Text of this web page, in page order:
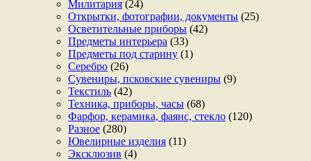
Милитария (24)
Открытки, фотографии, документы (25)
Осветительные приборы (42)
Предметы интерьера (33)
Предметы под старину (1)
Серебро (26)
Сувениры, псковские сувениры (9)
Текстиль (42)
Техника, приборы, часы (68)
Фарфор, керамика, фаянс, стекло (120)
Разное (280)
Ювелирные изделия (11)
Эксклюзив (4)